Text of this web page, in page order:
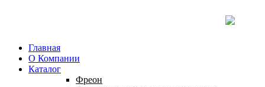
Главная
О Компании
Каталог
Фреон